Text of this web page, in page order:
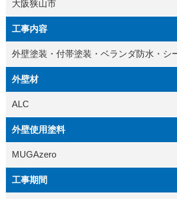
大阪狭山市
工事内容
外壁塗装・付帯塗装・ベランダ防水・シ
外壁材
ALC
外壁使用塗料
MUGAzero
工事期間